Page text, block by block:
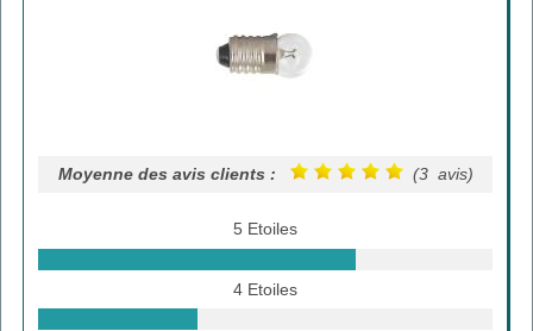
Moyenne des avis clients : (3 avis)
5 Etoiles
4 Etoiles